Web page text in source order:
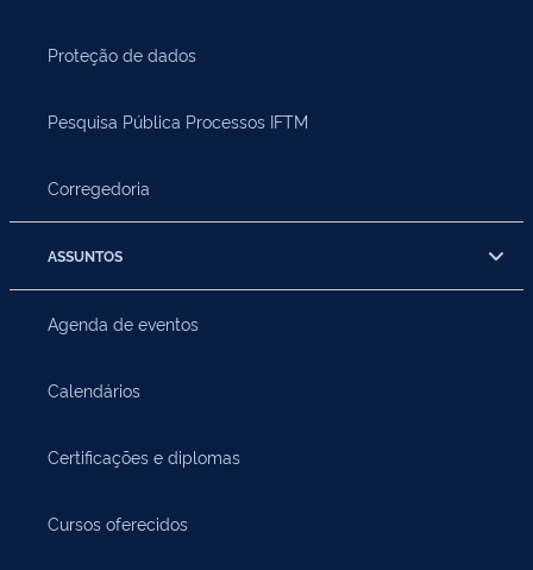
Proteção de dados
Pesquisa Pública Processos IFTM
Corregedoria
ASSUNTOS
Agenda de eventos
Calendários
Certificações e diplomas
Cursos oferecidos